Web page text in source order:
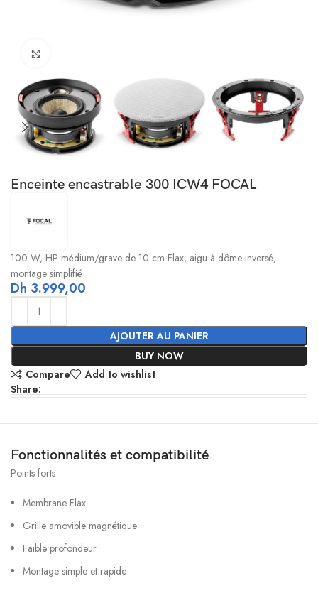
Enceinte encastrable 300 ICW4 FOCAL
100 W, HP médium/grave de 10 cm Flax, aigu à dôme inversé,
montage simplifié
Dh 3.999,00
AJOUTER AU PANIER
BUY NOW
Compare
Add to wishlist
Share:
Fonctionnalités et compatibilité
Points forts
Membrane Flax
Grille amovible magnétique
Faible profondeur
Montage simple et rapide